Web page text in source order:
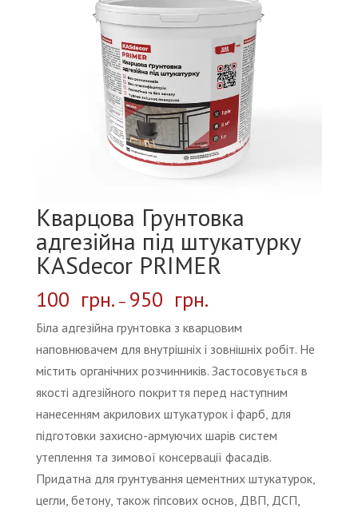
Кварцова Грунтовка
адгезійна під штукатурку
КASdecor PRIMER
100 грн. – 950 грн.
Біла адгезійна грунтовка з кварцовим
наповнювачем для внутрішніх і зовнішніх робіт. Не
містить органічних розчинників. Застосовується в
якості адгезійного покриття перед наступним
нанесенням акрилових штукатурок і фарб, для
підготовки захисно-армуючих шарів систем
утеплення та зимової консервації фасадів.
Придатна для грунтування цементних штукатурок,
цегли, бетону, також гіпсових основ, ДВП, ДСП,